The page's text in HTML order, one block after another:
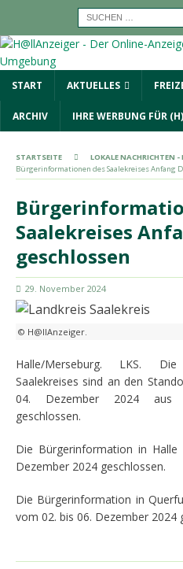
START AKTUELLES
ARCHIV IHRE WERBUNG FÜR
STARTSEITE
LOKALE NACHRICHTEN -
Bürgerinformationen des Saalekreises Anfang
Saalekreises
geschlossen
29. November 2024
© H@llAnzeiger.
Halle/Merseburg. LKS.
Saalekreises sind an den
04. Dezember 2024 aus
geschlossen.
Die Bürgerinformation in
Dezember 2024 geschlossen.
Die Bürgerinformation in
vom 02. bis 06. Dezember 2024